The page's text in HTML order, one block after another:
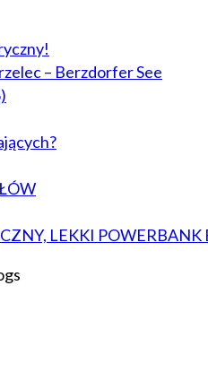
– Berzdorfer See
LEKKI POWERBANK